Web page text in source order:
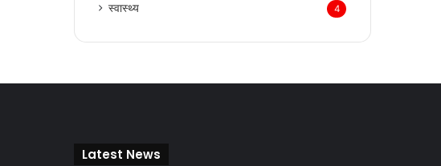
स्वास्थ्य 4
Latest News